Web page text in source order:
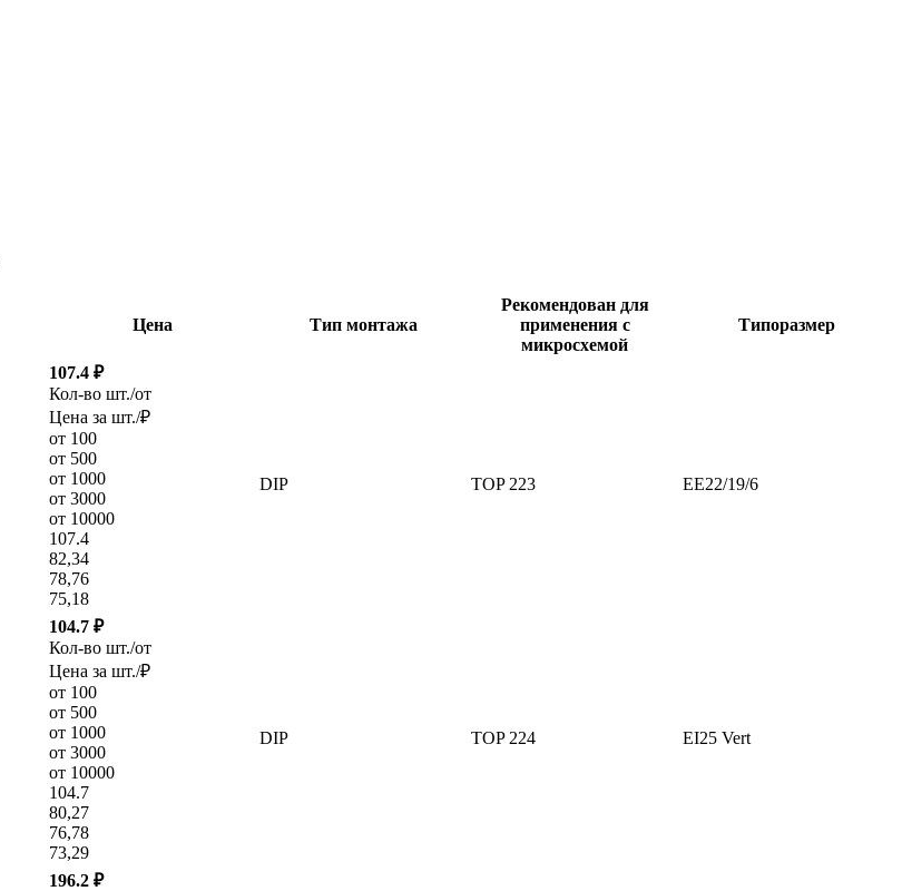
Цена Тип монтажа
Рекомендован для
применения с
микросхемой
Типоразмер
107.4 ₽
Кол-во шт./от
Цена за шт./₽
от 100
от 500
от 1000
от 3000
от 10000
107.4
82,34
78,76
75,18
DIP TOP 223 ЕE22/19/6
104.7 ₽
Кол-во шт./от
Цена за шт./₽
от 100
от 500
от 1000
от 3000
от 10000
104.7
80,27
76,78
73,29
DIP TOP 224 EI25 Vert
196.2 ₽